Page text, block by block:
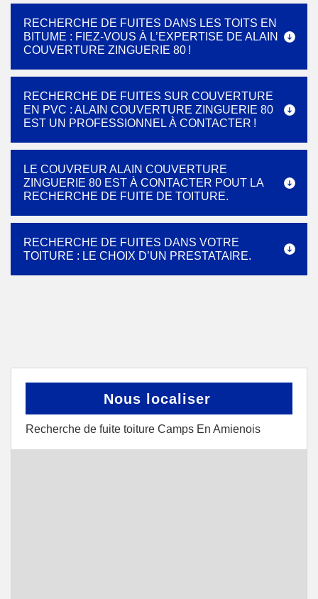
RECHERCHE DE FUITES DANS LES TOITS EN
BITUME : FIEZ-VOUS À L’EXPERTISE DE ALAIN
COUVERTURE ZINGUERIE 80 !
RECHERCHE DE FUITES SUR COUVERTURE
EN PVC : ALAIN COUVERTURE ZINGUERIE 80
EST UN PROFESSIONNEL À CONTACTER !
LE COUVREUR ALAIN COUVERTURE
ZINGUERIE 80 EST À CONTACTER POUT LA
RECHERCHE DE FUITE DE TOITURE.
RECHERCHE DE FUITES DANS VOTRE
TOITURE : LE CHOIX D’UN PRESTATAIRE.
Nous localiser
Recherche de fuite toiture Camps En Amienois